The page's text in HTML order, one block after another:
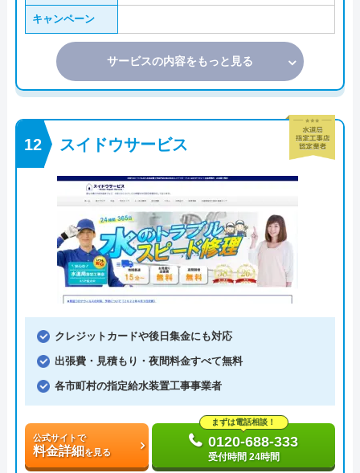
キャンペーン
サービスの内容をもっと見る
スイドウサービス
クレジットカードや後日集金にも対応
出張費・見積もり・夜間料金すべて無料
各市町村の指定給水装置工事事業者
公式サイトで
料金詳細を見る
まずは電話相談！
0120-688-333
受付時間 24時間